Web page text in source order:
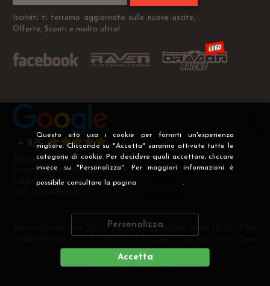
Questo sito usa i cookie per fornirti un'esperienza
migliore. Cliccando su "Accetta" saranno attivate tutte le
categorie di cookie. Per decidere quali accettare, cliccare
invece su "Personalizza". Per maggiori informazioni è
possibile consultare la pagina .
Personalizza
Accetta
Iscriviti ti terremo aggiornato sulle nuove uscite,
Offerte, Sconti e molto altro!
Recensioni Verificate
I nostri clienti soddisfatti
valgono più di mille parole
Raven Distribution SRL - Via Fanin 30, 40026 Imola (BO) - P.Iva
i.v
DEVELOPERCREATIVE WEB